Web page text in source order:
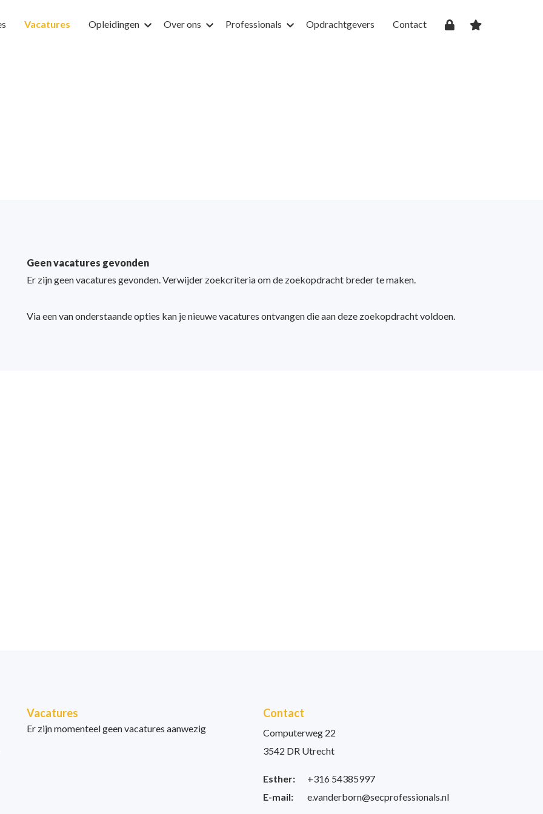
Vacatures Opleidingen Over ons Professionals Opdrachtgevers Contact
Geen vacatures gevonden
Er zijn geen vacatures gevonden. Verwijder zoekcriteria om de zoekopdracht breder te maken.
Via een van onderstaande opties kan je nieuwe vacatures ontvangen die aan deze zoekopdracht voldoen.
Vacatures
Er zijn momenteel geen vacatures aanwezig
Contact
Computerweg 22
3542 DR Utrecht
Esther:
+316 54385997
E-mail:
e.vanderborn@secprofessionals.nl